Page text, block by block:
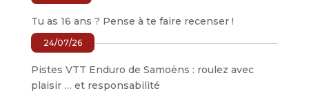
Tu as 16 ans ? Pense à te faire recenser !
24/07/26
Pistes VTT Enduro de Samoëns : roulez avec
plaisir … et responsabilité